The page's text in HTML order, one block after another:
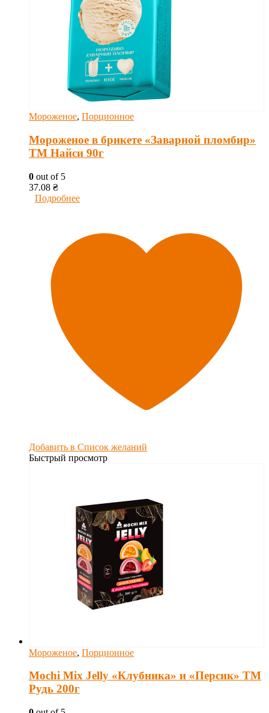
Мороженое, Порционное
Мороженое в брикете «Заварной пломбир»
ТМ Найси 90г
0 out of 5
37.08 ₴
Подробнее
Добавить в Список желаний
Быстрый просмотр
Мороженое, Порционное
Mochi Mix Jelly «Клубника» и «Персик» ТМ
Рудь 200г